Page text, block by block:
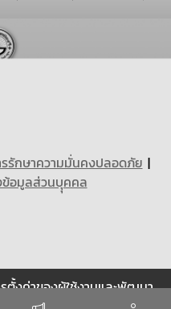
รรักษาความมั่นคงปลอดภัย |
ข้อมูลส่วนบุุคคล
ตั้งค่าของผู้ใช้งานและพัฒนา